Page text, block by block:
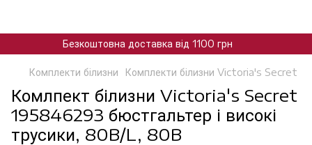
Безкоштовна доставка від 1100 грн
Комплекти білизни Комплекти білизни Victoria's Secret
Комлпект білизни Victoria's Secret
195846293 бюстгальтер і високі
трусики, 80B/L, 80B